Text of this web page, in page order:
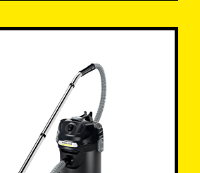
👋Moi - kysy tuotteista, varaosista tai
huollosta. Minä autan!